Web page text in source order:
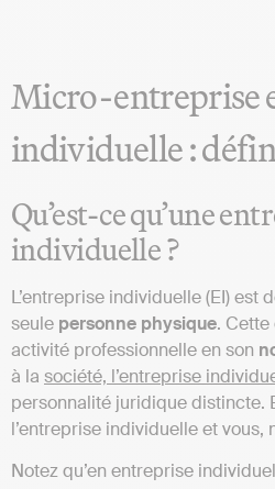
Micro-entreprise
individuelle :
Qu’est-ce qu’une
individuelle ?
L’entreprise individuelle (EI) est
seule personne physique.
activité professionnelle en son
à la société, l’entreprise
personnalité juridique distincte.
l’entreprise individuelle et vous,
Notez qu’en entreprise